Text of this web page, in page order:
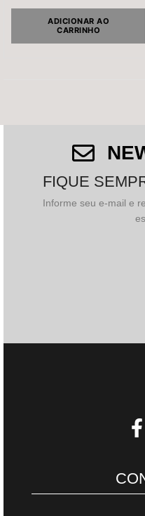
E-mail*
ADICIONAR AO
CARRINHO
FIQUE
Informe seu e-mail e